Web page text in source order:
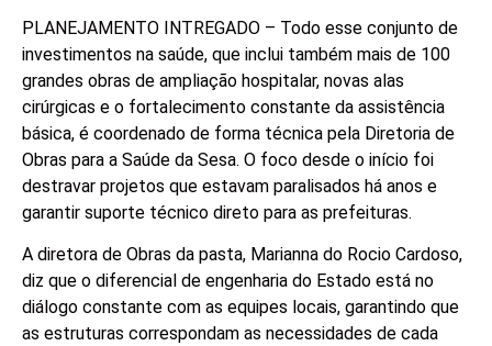
PLANEJAMENTO INTREGADO – Todo esse conjunto de
investimentos na saúde, que inclui também mais de 100
grandes obras de ampliação hospitalar, novas alas
cirúrgicas e o fortalecimento constante da assistência
básica, é coordenado de forma técnica pela Diretoria de
Obras para a Saúde da Sesa. O foco desde o início foi
destravar projetos que estavam paralisados há anos e
garantir suporte técnico direto para as prefeituras.
A diretora de Obras da pasta, Marianna do Rocio Cardoso,
diz que o diferencial de engenharia do Estado está no
diálogo constante com as equipes locais, garantindo que
as estruturas correspondam as necessidades de cada